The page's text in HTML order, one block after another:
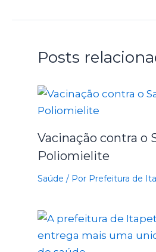
Posts
Vacinação contra o
Poliomielite
Saúde / Por Prefeitura de